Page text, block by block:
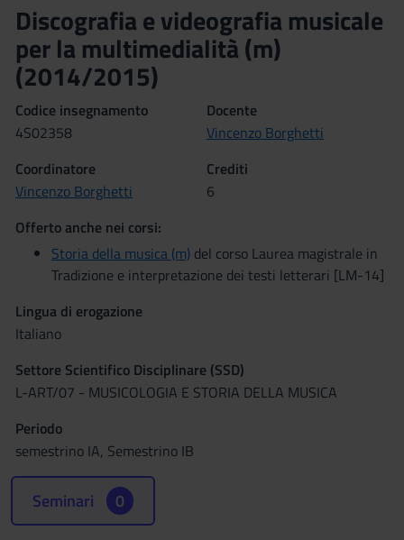
Discografia e videografia musicale
per la multimedialità (m)
(2014/2015)
Codice insegnamento
4S02358
Docente
Vincenzo Borghetti
Coordinatore
Vincenzo Borghetti
Crediti
6
Offerto anche nei corsi:
Storia della musica (m) del corso Laurea magistrale in
Tradizione e interpretazione dei testi letterari [LM-14]
Lingua di erogazione
Italiano
Settore Scientifico Disciplinare (SSD)
L-ART/07 - MUSICOLOGIA E STORIA DELLA MUSICA
Periodo
semestrino IA, Semestrino IB
Seminari 0